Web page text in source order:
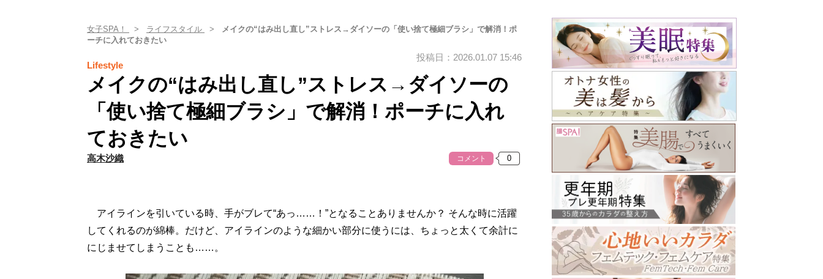
女子SPA！ ライフスタイル
メイクの“はみ出し直し”ストレス→ダイソーの「使い捨て極細ブラシ」で解消！ポ
ーチに入れておきたい
Lifestyle
投稿日：2026.01.07 15:46
メイクの“はみ出し直し”ストレス→ダイソーの
「使い捨て極細ブラシ」で解消！ポーチに入れ
ておきたい
高木沙織 コメント
アイラインを引いている時、手がブレて“あっ……！”となることありませんか？ そんな時に活躍
してくれるのが綿棒。だけど、アイラインのような細かい部分に使うには、ちょっと太くて余計に
にじませてしまうことも……。